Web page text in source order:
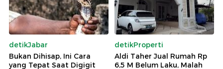
detikJabar
Bukan Dihisap, Ini Cara
yang Tepat Saat Digigit
detikProperti
Aldi Taher Jual Rumah Rp
6,5 M Belum Laku, Malah